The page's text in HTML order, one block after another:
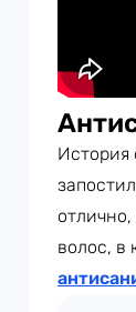
История
отлично,
волос, в